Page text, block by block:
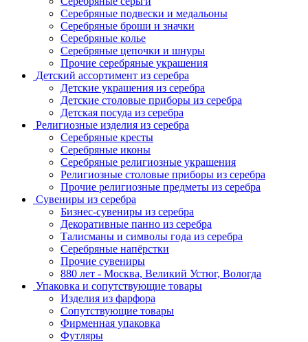
Серебряные подвески и медальоны
Серебряные броши и значки
Серебряные колье
Серебряные цепочки и шнуры
Прочие серебряные украшения
Детский ассортимент из серебра
Детские украшения из серебра
Детские столовые приборы из серебра
Детская посуда из серебра
Религиозные изделия из серебра
Серебряные кресты
Серебряные иконы
Серебряные религиозные украшения
Религиозные столовые приборы из серебра
Прочие религиозные предметы из серебра
Сувениры из серебра
Бизнес-сувениры из серебра
Декоративные панно из серебра
Талисманы и символы года из серебра
Серебряные напёрстки
Прочие сувениры
880 лет - Москва, Великий Устюг, Вологда
Упаковка и сопутствующие товары
Изделия из фарфора
Сопутствующие товары
Фирменная упаковка
Футляры